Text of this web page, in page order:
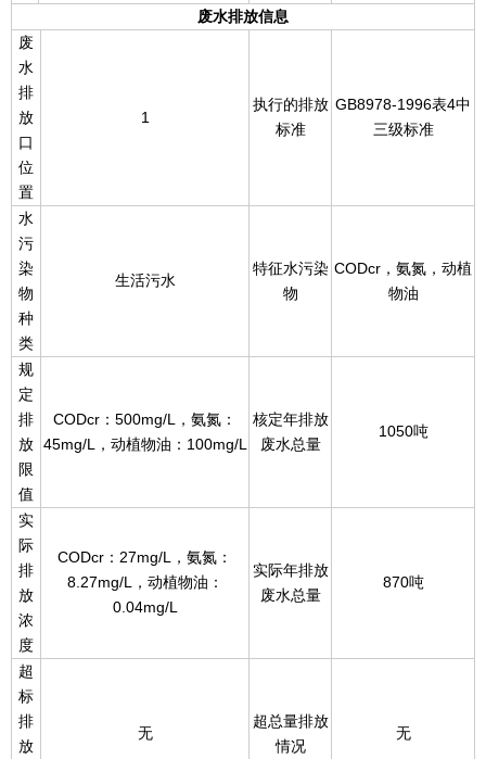
废水排放信息
废
水
排
放
口
位
置
1
执行的排放
标准
GB8978-1996表4中
三级标准
水
污
染
物
种
类
生活污水
特征水污染
物
CODcr，氨氮，动植
物油
规
定
排
放
限
值
CODcr：500mg/L，氨氮：
45mg/L，动植物油：100mg/L
核定年排放
废水总量
1050吨
实
际
排
放
浓
度
CODcr：27mg/L，氨氮：
8.27mg/L，动植物油：
0.04mg/L
实际年排放
废水总量
870吨
超
标
排
放
无
超总量排放
情况
无